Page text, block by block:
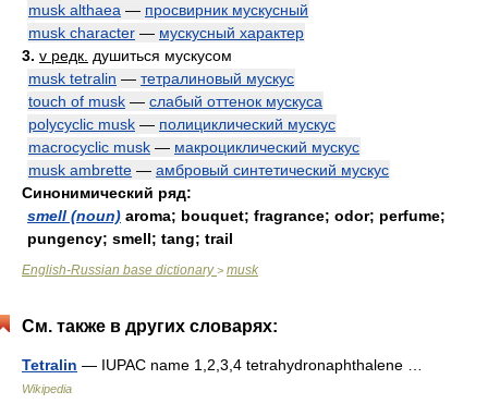
musk althaea — просвирник мускусный
musk character — мускусный характер
3. v редк. душиться мускусом
musk tetralin — тетралиновый мускус
touch of musk — слабый оттенок мускуса
polycyclic musk — полициклический мускус
macrocyclic musk — макроциклический мускус
musk ambrette — амбровый синтетический мускус
Синонимический ряд:
smell (noun) aroma; bouquet; fragrance; odor; perfume;
pungency; smell; tang; trail
English-Russian base dictionary> musk
См. также в других словарях:
Tetralin — IUPAC name 1,2,3,4 tetrahydronaphthalene …
Wikipedia